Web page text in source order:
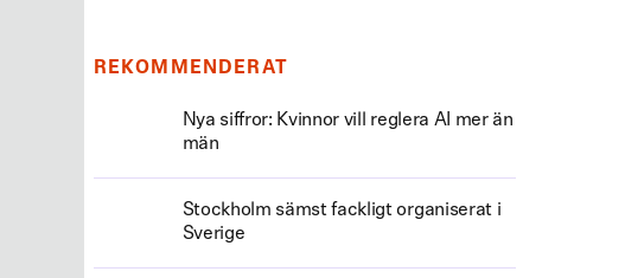
REKOMMENDERAT
Nya siffror: Kvinnor vill reglera AI mer än
män
Stockholm sämst fackligt organiserat i
Sverige